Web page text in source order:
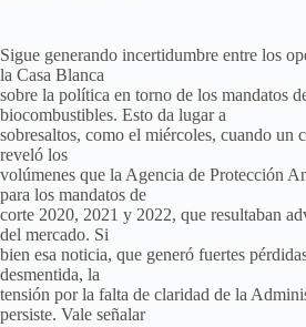
Sigue generando incertidumbre entre los
la Casa Blanca
sobre la política en torno de los mandatos
biocombustibles. Esto da lugar a
sobresaltos, como el miércoles, cuando un
reveló los
volúmenes que la Agencia de Protección
para los mandatos de
corte 2020, 2021 y 2022, que resultaban
del mercado. Si
bien esa noticia, que generó fuertes
desmentida, la
tensión por la falta de claridad de la
persiste. Vale señalar